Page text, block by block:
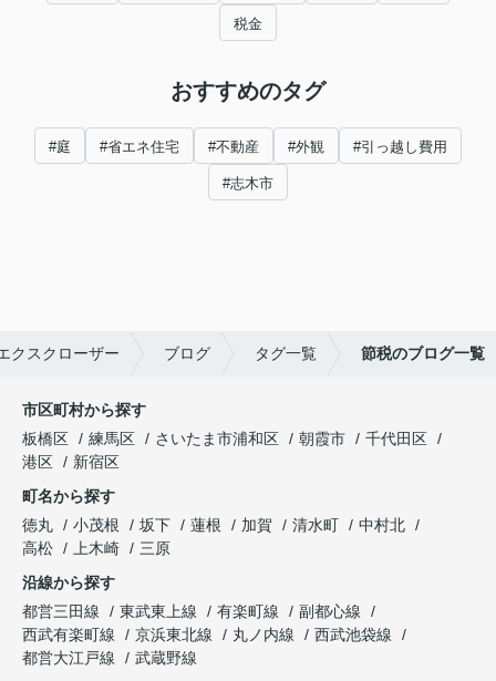
税金
おすすめのタグ
#庭 #省エネ住宅 #不動産 #外観 #引っ越し費用
#志木市
クスクローザー ブログ タグ一覧 節税のブログ一覧
市区町村から探す
板橋区
練馬区 さいたま市浦和区 朝霞市
千代田区
港区
新宿区
町名から探す
徳丸
小茂根 坂下 蓮根 加賀 清水町
中村北
高松
上木崎
三原
沿線から探す
都営三田線
東武東上線 有楽町線
副都心線
西武有楽町線
京浜東北線 丸ノ内線
西武池袋線
都営大江戸線
武蔵野線